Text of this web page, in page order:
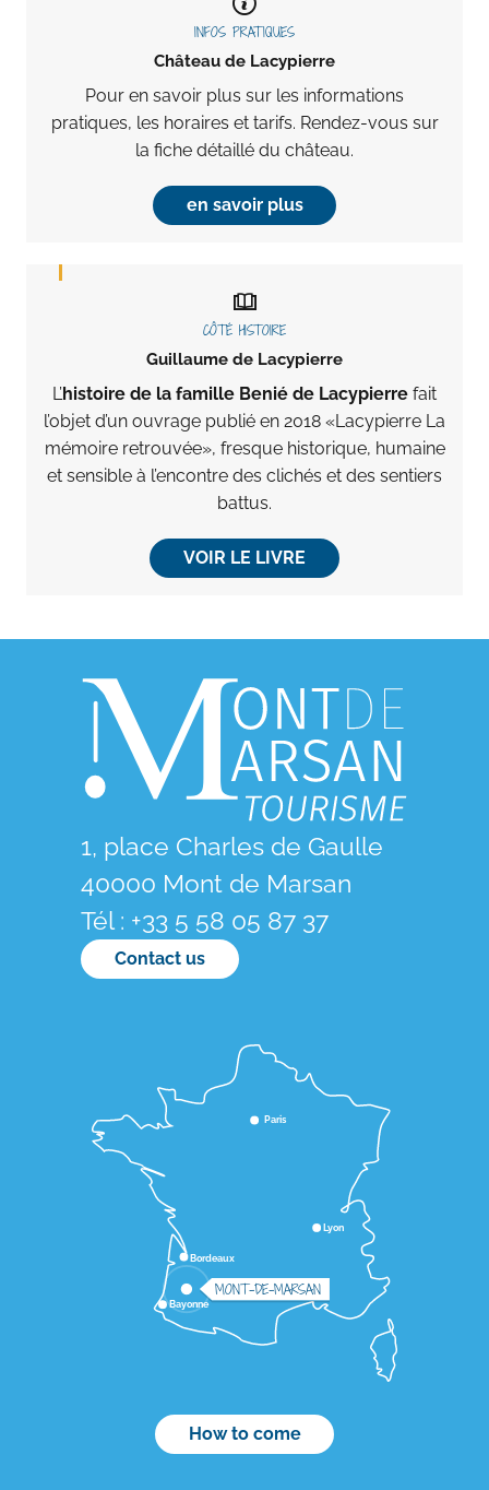
INFOS PRATIQUES
Château de Lacypierre
Pour en savoir plus sur les informations
pratiques, les horaires et tarifs. Rendez-vous sur
la fiche détaillé du château.
en savoir plus
CÔTÉ HISTOIRE
Guillaume de Lacypierre
L’histoire de la famille Benié de Lacypierre fait
l’objet d’un ouvrage publié en 2018 «Lacypierre La
mémoire retrouvée», fresque historique, humaine
et sensible à l’encontre des clichés et des sentiers
battus.
VOIR LE LIVRE
1, place Charles de Gaulle
40000 Mont de Marsan
Tél : +33 5 58 05 87 37
Contact us
Lyon
Bordeaux
Paris
Bayonne
MONT-DE-MARSAN
How to come